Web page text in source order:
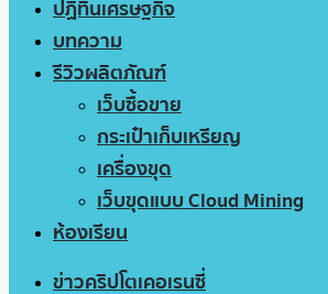
ปฏิทินเศรษฐกิจ
บทความ
รีวิวผลิตภัณฑ์
เว็บซื้อขาย
กระเป๋าเก็บเหรียญ
เครื่องขุด
เว็บขุดแบบ Cloud Mining
ห้องเรียน
ข่าวคริปโตเคอเรนซี่